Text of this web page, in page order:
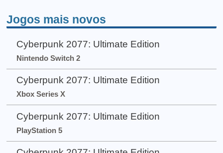
Jogos mais novos
Cyberpunk 2077: Ultimate Edition
Nintendo Switch 2
Cyberpunk 2077: Ultimate Edition
Xbox Series X
Cyberpunk 2077: Ultimate Edition
PlayStation 5